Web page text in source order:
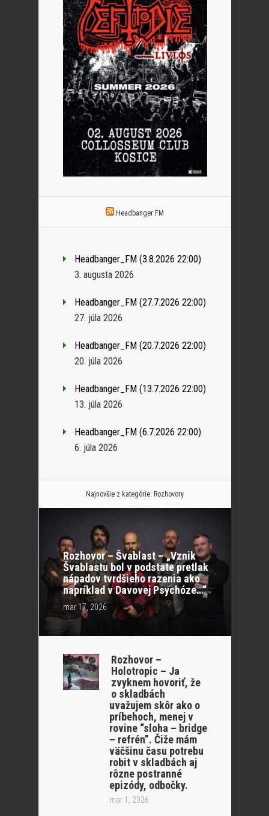
Headbanger FM
Headbanger_FM (3.8.2026 22:00)
3. augusta 2026
Headbanger_FM (27.7.2026 22:00)
27. júla 2026
Headbanger_FM (20.7.2026 22:00)
20. júla 2026
Headbanger_FM (13.7.2026 22:00)
13. júla 2026
Headbanger_FM (6.7.2026 22:00)
6. júla 2026
Najnovšie z kategórie: Rozhovory
Rozhovor – Švablast – „Vznik
Švablastu bol v podstate pretlak
nápadov tvrdšieho razenia ako
napríklad v Davovej Psychóze…“
mar 17, 2026
Rozhovor –
Holotropic – Ja
zvyknem hovoriť, že
o skladbách
uvažujem skôr ako o
príbehoch, menej v
rovine “sloha – bridge
– refrén”. Čiže mám
väčšinu času potrebu
robit v skladbách aj
rôzne postranné
epizódy, odbočky.
mar 1, 2026